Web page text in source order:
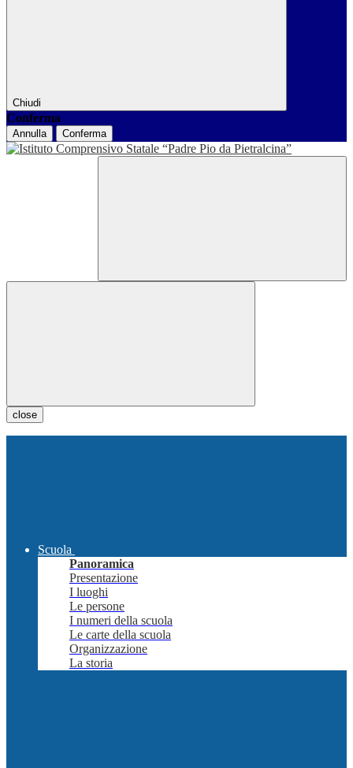
Chiudi
Conferma
Annulla Conferma
close
Scuola
Panoramica
Presentazione
I luoghi
Le persone
I numeri della scuola
Le carte della scuola
Organizzazione
La storia